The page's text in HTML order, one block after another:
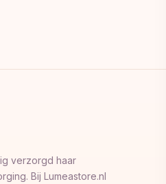
verzorgd haar
Bij Lumeastore.nl